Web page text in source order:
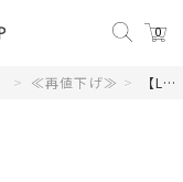
0
> ≪再値下げ≫ > 【Lサイズ】シャンブレーリップルブラウス